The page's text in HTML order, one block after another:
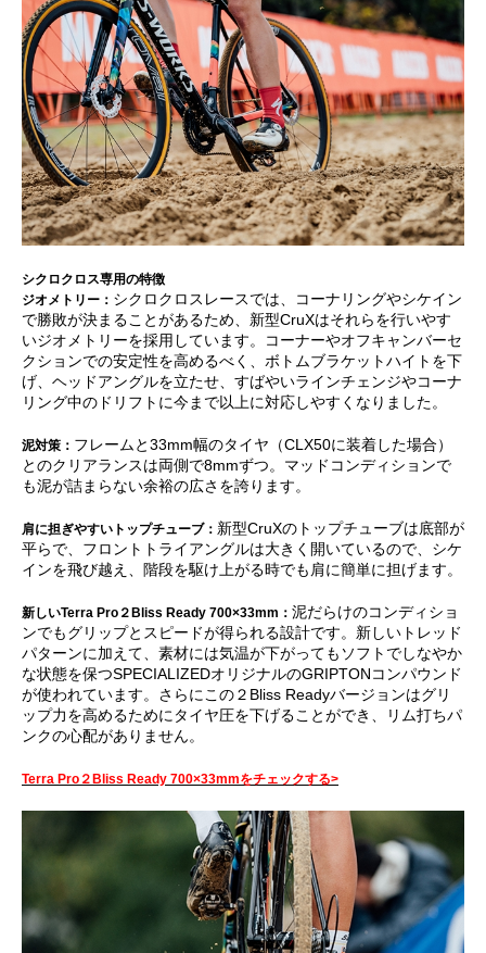
シクロクロス専用の特徴
ジオメトリー： シクロクロスレースでは、コーナリングやシケイン
で勝敗が決まることがあるため、新型CruXはそれらを行いやす
いジオメトリーを採用しています。コーナーやオフキャンバーセ
クションでの安定性を高めるべく、ボトムブラケットハイトを下
げ、ヘッドアングルを立たせ、すばやいラインチェンジやコーナ
リング中のドリフトに今まで以上に対応しやすくなりました。
泥対策： フレームと33mm幅のタイヤ（CLX50に装着した場合）
とのクリアランスは両側で8mmずつ。マッドコンディションで
も泥が詰まらない余裕の広さを誇ります。
肩に担ぎやすいトップチューブ： 新型CruXのトップチューブは底部が
平らで、フロントトライアングルは大きく開いているので、シケ
インを飛び越え、階段を駆け上がる時でも肩に簡単に担げます。
新しいTerra Pro２Bliss Ready 700×33mm： 泥だらけのコンディショ
ンでもグリップとスピードが得られる設計です。新しいトレッド
パターンに加えて、素材には気温が下がってもソフトでしなやか
な状態を保つSPECIALIZEDオリジナルのGRIPTONコンパウンド
が使われています。さらにこの２Bliss Readyバージョンはグリ
ップ力を高めるためにタイヤ圧を下げることができ、リム打ちパ
ンクの心配がありません。
Terra Pro２Bliss Ready 700×33mmをチェックする>